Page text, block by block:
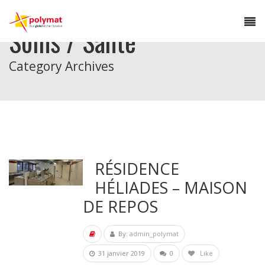
Soins / Santé
Category Archives
RÉSIDENCE
HÉLIADES – MAISON
DE REPOS
By:admin_polymat
31 janvier 2019 0 Like